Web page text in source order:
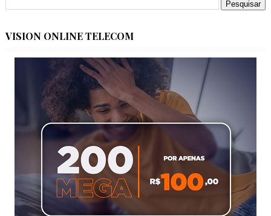
VISION ONLINE TELECOM